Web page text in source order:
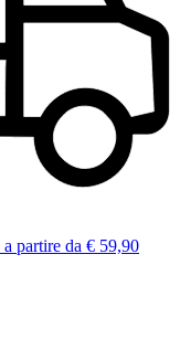
a partire da € 59,90